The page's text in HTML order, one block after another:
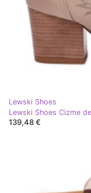
Lewski Shoes
139,48 €